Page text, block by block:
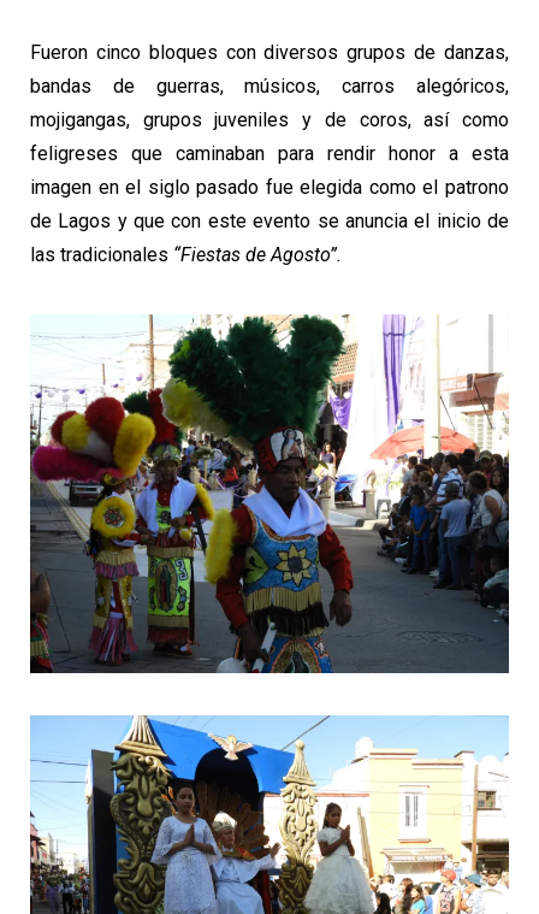
Fueron cinco bloques con diversos grupos de danzas,
bandas de guerras, músicos, carros alegóricos,
mojigangas, grupos juveniles y de coros, así como
feligreses que caminaban para rendir honor a esta
imagen en el siglo pasado fue elegida como el patrono
de Lagos y que con este evento se anuncia el inicio de
las tradicionales “Fiestas de Agosto”.